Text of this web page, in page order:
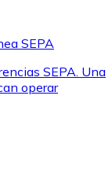
SEPA
SEPA. Una
operar